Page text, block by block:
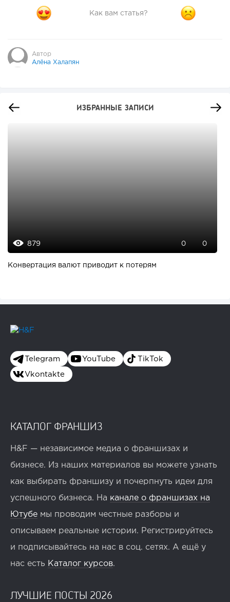
Как вам статья?
Автор
Алёна Халапян
ИЗБРАННЫЕ ЗАПИСИ
879 0 0
Конвертация валют приводит к потерям
Telegram YouTube TikTok
Vkontakte
КАТАЛОГ ФРАНШИЗ
H&F — независимое медиа о франшизах и
бизнесе. Из наших материалов вы можете узнать
как выбирать франшизу и почерпнуть идеи для
успешного бизнеса. На канале о франшизах на
Ютубе мы проводим честные разборы и
описываем реальные истории. Регистрируйтесь
и подписывайтесь на нас в соц. сетях. А ещё у
нас есть Каталог курсов.
ЛУЧШИЕ ПОСТЫ 2026